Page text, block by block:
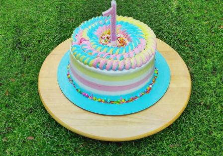
המותגים שלנו
חגים
מתנות לחנוכת בית
מתנות למטבח
מתכונים שלכם
מאמרים
עגלת קניות
תשלום